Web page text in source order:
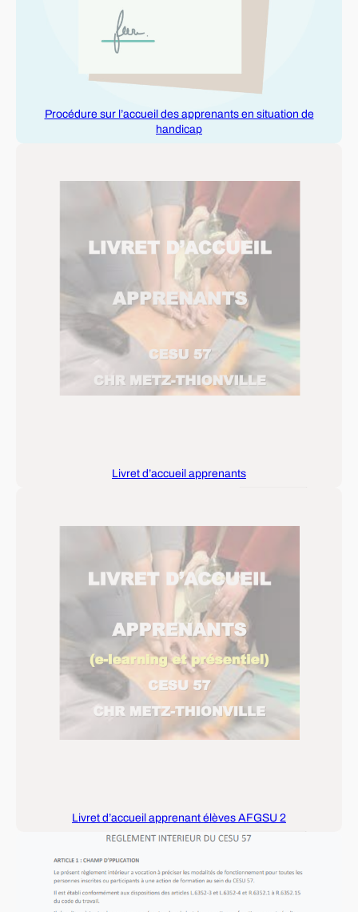
Procédure sur l’accueil des apprenants en situation de
handicap
Livret d’accueil apprenants
Livret d’accueil apprenant élèves AFGSU 2